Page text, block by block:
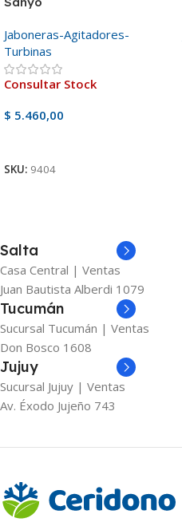
Jaboneras-Agitadores-
Turbinas
Consultar Stock
$ 5.460,00
SKU: 9404
Salta
Casa Central | Ventas
Juan Bautista Alberdi 1079
Tucumán
Sucursal Tucumán | Ventas
Don Bosco 1608
Jujuy
Sucursal Jujuy | Ventas
Av. Éxodo Jujeño 743